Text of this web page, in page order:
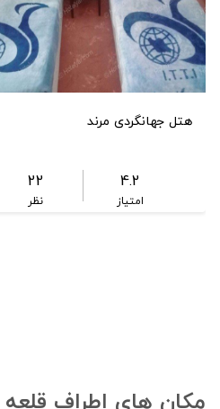
هتل جهانگردی مرند
4.2
امتیاز
22
نظر
مکان های اطراف قلعه